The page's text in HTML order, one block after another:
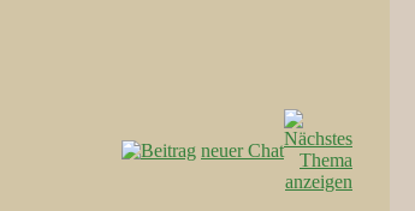
neuer Chat